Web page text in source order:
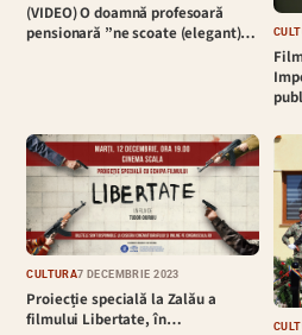
(VIDEO) O doamnă profesoară
pensionară ”ne scoate (elegant)…
CULTURĂ7 DECEMBRIE 2023
Proiecție specială la Zalău a
filmului Libertate, în…